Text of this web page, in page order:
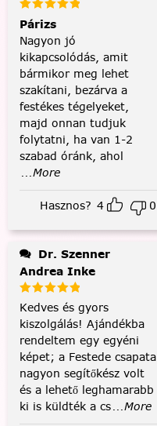
Párizs
Nagyon jó
kikapcsolódás, amit
bármikor meg lehet
szakítani, bezárva a
festékes tégelyeket,
majd onnan tudjuk
folytatni, ha van 1-2
szabad óránk, ahol
...More
Hasznos? 4 0
Andrea Inke
Kedves és gyors
kiszolgálás! Ajándékba
rendeltem egy egyéni
képet; a Festede csapata
nagyon segítőkész volt
és a lehető leghamarabb
ki is küldték a cs...More